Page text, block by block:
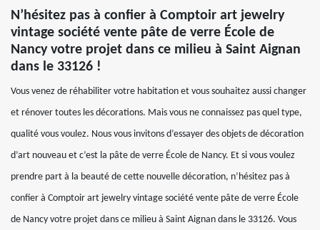
N’hésitez pas à confier à Comptoir art jewelry
vintage société vente pâte de verre École de
Nancy votre projet dans ce milieu à Saint Aignan
dans le 33126 !
Vous venez de réhabiliter votre habitation et vous souhaitez aussi changer
et rénover toutes les décorations. Mais vous ne connaissez pas quel type,
qualité vous voulez. Nous vous invitons d’essayer des objets de décoration
d’art nouveau et c’est la pâte de verre École de Nancy. Et si vous voulez
prendre part à la beauté de cette nouvelle décoration, n’hésitez pas à
confier à Comptoir art jewelry vintage société vente pâte de verre École
de Nancy votre projet dans ce milieu à Saint Aignan dans le 33126. Vous